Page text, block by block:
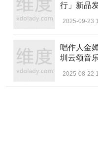
行」新品
2025-09-23
唱作人金
圳云颂音
2025-08-22